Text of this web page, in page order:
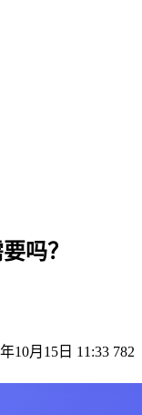
吗？
10月15日 11:33 782